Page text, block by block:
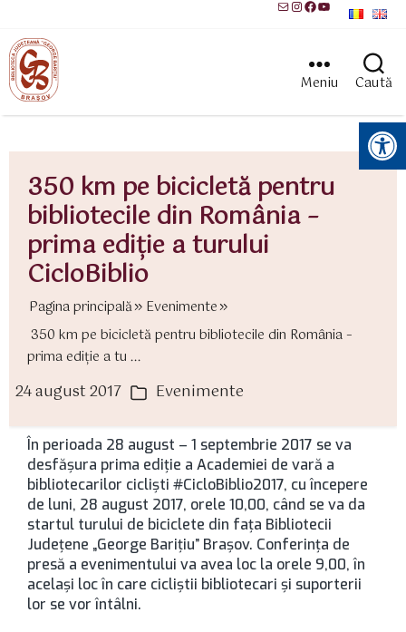
MailInstagram
Facebook
YouTube
Meniu Caută
Instrumente pentru accesibilitate
350 km pe bicicletă pentru
bibliotecile din România –
prima ediție a turului
CicloBiblio
Pagina principală
Evenimente
350 km pe bicicletă pentru bibliotecile din România –
prima ediție a tu ...
24 august 2017 Categorii
Evenimente
În perioada 28 august – 1 septembrie 2017 se va
desfășura prima ediție a Academiei de vară a
bibliotecarilor cicliști #CicloBiblio2017, cu începere
de luni, 28 august 2017, orele 10,00, când se va da
startul turului de biciclete din fața Bibliotecii
Județene „George Barițiu” Brașov. Conferința de
presă a evenimentului va avea loc la orele 9,00, în
același loc în care cicliștii bibliotecari și suporterii
lor se vor întâlni.